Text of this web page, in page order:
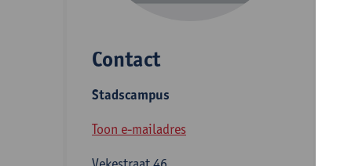
Contact
Stadscampus
Toon e-mailadres